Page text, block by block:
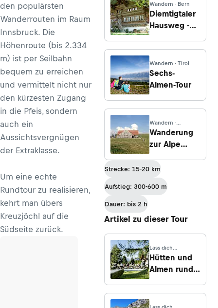
den populärsten
Wanderrouten im Raum
Innsbruck. Die
Höhenroute (bis 2.334
m) ist per Seilbahn
bequem zu erreichen
und vermittelt nicht nur
den kürzesten Zugang
in die Pfeis, sondern
auch ein
Aussichtsvergnügen
der Extraklasse.
Um eine echte
Rundtour zu realisieren,
kehrt man übers
Kreuzjöchl auf die
Südseite zurück.
Wandern · Bern
Diemtigtaler
Hausweg -
Wandern · Tirol
Sechs-
Almen-Tour
Wandern ·
Vorarlberg
Wanderung
zur Alpe
vom Bödele
Strecke: 15-20 km
Aufstieg: 300-600 m
Dauer: bis 2 h
Artikel zu dieser Tour
Lass dich
inspirieren
Hütten und
Almen rund
Innsbruck
Lass dich